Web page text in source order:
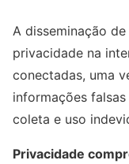
A disseminação
privacidade na
conectadas, uma
informações
coleta e uso
Privacidade